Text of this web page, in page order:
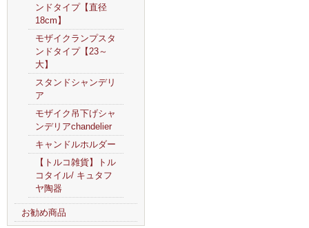
ンドタイプ【直径
18cm】
モザイクランプスタ
ンドタイプ【23～
大】
スタンドシャンデリ
ア
モザイク吊下げシャ
ンデリアchandelier
キャンドルホルダー
【トルコ雑貨】トル
コタイル/ キュタフ
ヤ陶器
お勧め商品